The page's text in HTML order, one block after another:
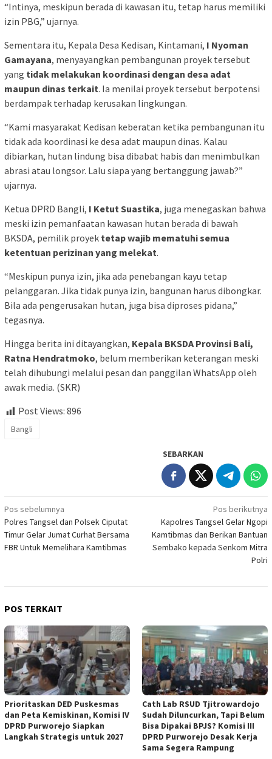
“Intinya, meskipun berada di kawasan itu, tetap harus memiliki
izin PBG,” ujarnya.
Sementara itu, Kepala Desa Kedisan, Kintamani, I Nyoman
Gamayana, menyayangkan pembangunan proyek tersebut
yang tidak melakukan koordinasi dengan desa adat
maupun dinas terkait. Ia menilai proyek tersebut berpotensi
berdampak terhadap kerusakan lingkungan.
“Kami masyarakat Kedisan keberatan ketika pembangunan itu
tidak ada koordinasi ke desa adat maupun dinas. Kalau
dibiarkan, hutan lindung bisa dibabat habis dan menimbulkan
abrasi atau longsor. Lalu siapa yang bertanggung jawab?”
ujarnya.
Ketua DPRD Bangli, I Ketut Suastika, juga menegaskan bahwa
meski izin pemanfaatan kawasan hutan berada di bawah
BKSDA, pemilik proyek tetap wajib mematuhi semua
ketentuan perizinan yang melekat.
“Meskipun punya izin, jika ada penebangan kayu tetap
pelanggaran. Jika tidak punya izin, bangunan harus dibongkar.
Bila ada pengerusakan hutan, juga bisa diproses pidana,”
tegasnya.
Hingga berita ini ditayangkan, Kepala BKSDA Provinsi Bali,
Ratna Hendratmoko, belum memberikan keterangan meski
telah dihubungi melalui pesan dan panggilan WhatsApp oleh
awak media. (SKR)
Post Views: 896
Bangli
SEBARKAN
Navigasi
pos
Pos sebelumnya
Polres Tangsel dan Polsek Ciputat
Timur Gelar Jumat Curhat Bersama
FBR Untuk Memelihara Kamtibmas
Pos berikutnya
Kapolres Tangsel Gelar Ngopi
Kamtibmas dan Berikan Bantuan
Sembako kepada Senkom Mitra
Polri
POS TERKAIT
‎Prioritaskan DED Puskesmas
dan Peta Kemiskinan, Komisi IV
DPRD Purworejo Siapkan
Langkah Strategis untuk 2027 ‎
‎Cath Lab RSUD Tjitrowardojo
Sudah Diluncurkan, Tapi Belum
Bisa Dipakai BPJS? Komisi III
DPRD Purworejo Desak Kerja
Sama Segera Rampung